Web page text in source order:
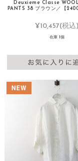
Deuxieme Classe
PANTS 38 ブラウン／【
¥10,457(税込)
在庫 1個